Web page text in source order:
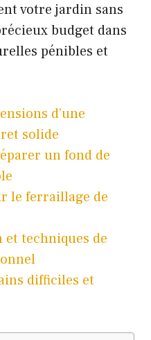
votre jardin sans
budget dans
pénibles et
d’une
solide
un fond de
le ferraillage de
et techniques de
difficiles et